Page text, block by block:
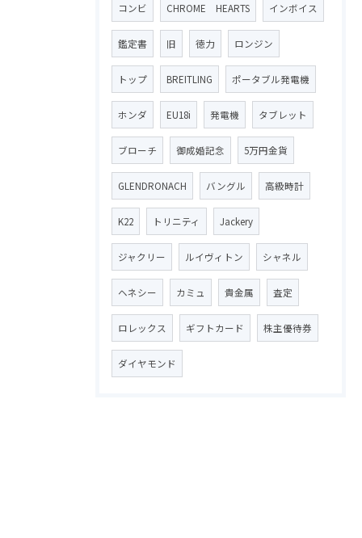
コンビ CHROME HEARTS インボイス
鑑定書 旧 徳力 ロンジン
トップ BREITLING ポータブル発電機
ホンダ EU18i 発電機 タブレット
ブローチ 御成婚記念 5万円金貨
GLENDRONACH バングル 高級時計
K22 トリニティ Jackery
ジャクリー ルイヴィトン シャネル
ヘネシー カミュ 貴金属 査定
ロレックス ギフトカード 株主優待券
ダイヤモンド